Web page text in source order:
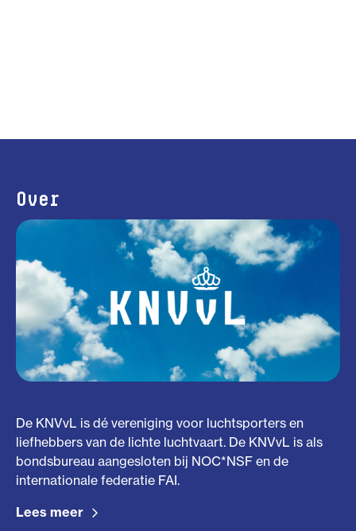
Over
De KNVvL is dé vereniging voor luchtsporters en
liefhebbers van de lichte luchtvaart. De KNVvL is als
bondsbureau aangesloten bij NOC*NSF en de
internationale federatie FAI.
Lees meer